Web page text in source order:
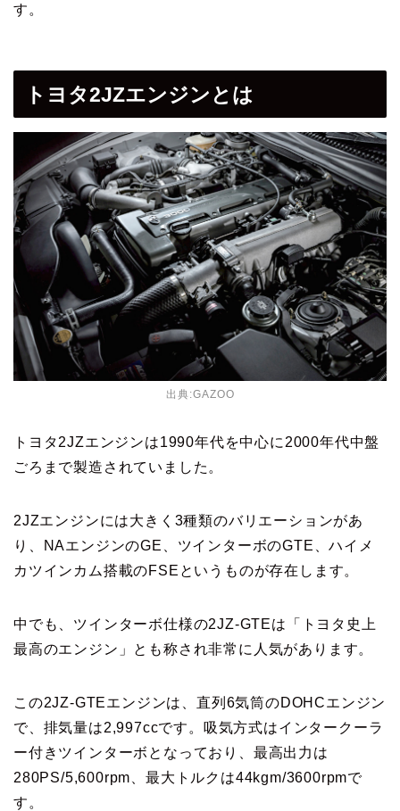
す。
トヨタ2JZエンジンとは
出典:GAZOO
トヨタ2JZエンジンは1990年代を中心に2000年代中盤
ごろまで製造されていました。
2JZエンジンには大きく3種類のバリエーションがあ
り、NAエンジンのGE、ツインターボのGTE、ハイメ
カツインカム搭載のFSEというものが存在します。
中でも、ツインターボ仕様の2JZ-GTEは「トヨタ史上
最高のエンジン」とも称され非常に人気があります。
この2JZ-GTEエンジンは、直列6気筒のDOHCエンジン
で、排気量は2,997ccです。吸気方式はインタークーラ
ー付きツインターボとなっており、最高出力は
280PS/5,600rpm、最大トルクは44kgm/3600rpmで
す。